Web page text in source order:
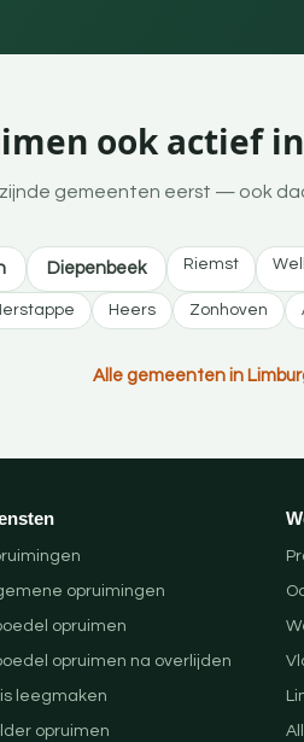
ook actief
gemeenten eerst — ook
Diepenbeek Riemst
Heers Zonhoven
Alle gemeenten in
opruimingen
opruimen
opruimen na overlijden
leegmaken
opruimen